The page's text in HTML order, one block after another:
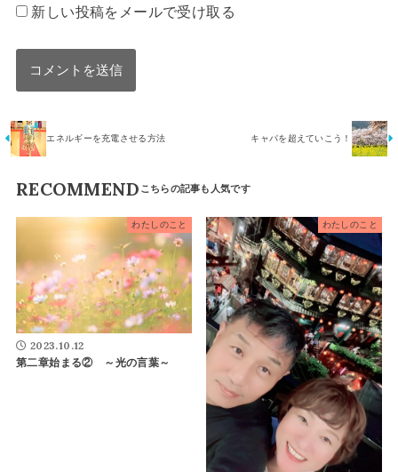
新しい投稿をメールで受け取る
エネルギーを充電させる方法 キャパを超えていこう！
RECOMMEND
わたしのこと
2023.10.12
第二章始まる② ～光の言葉～
わたしのこと